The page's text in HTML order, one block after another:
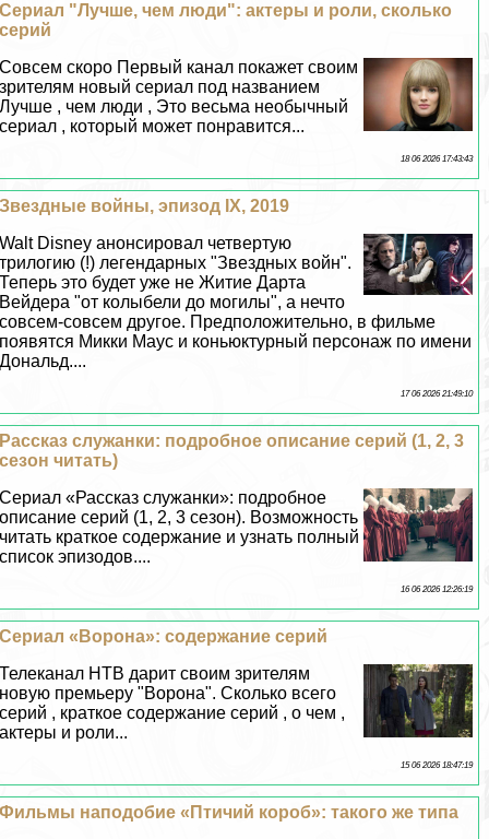
Сериал "Лучше, чем люди": актеры и роли, сколько
серий
Совсем скоро Первый канал покажет своим
зрителям новый сериал под названием
Лучше , чем люди , Это весьма необычный
сериал , который может понравится...
18 06 2026 17:43:43
Звездные войны, эпизод IX, 2019
Walt Disney анонсировал четвертую
трилогию (!) легендарных "Звездных войн".
Теперь это будет уже не Житие Дарта
Вейдера "от колыбели до могилы", а нечто
совсем-совсем другое. Предположительно, в фильме
появятся Микки Маус и коньюктурный персонаж по имени
Дональд....
17 06 2026 21:49:10
Рассказ служанки: подробное описание серий (1, 2, 3
сезон читать)
Сериал «Рассказ служанки»: подробное
описание серий (1, 2, 3 сезон). Возможность
читать краткое содержание и узнать полный
список эпизодов....
16 06 2026 12:26:19
Сериал «Ворона»: содержание серий
Телеканал НТВ дарит своим зрителям
новую премьеру "Ворона". Сколько всего
серий , краткое содержание серий , о чем ,
актеры и роли...
15 06 2026 18:47:19
Фильмы наподобие «Птичий короб»: такого же типа